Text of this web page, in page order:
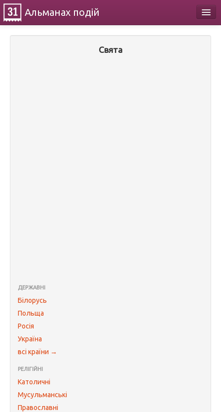
Альманах подій
Свята
ДЕРЖАВНІ
Білорусь
Польща
Росія
Україна
всі країни →
РЕЛІГІЙНІ
Католичні
Мусульманські
Православні